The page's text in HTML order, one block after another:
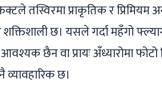
तस्विरमा प्राकृतिक र प्रिमियम
छ। यसले गर्दा महँगो
छैन वा प्रायः अँध्यारोमा फोटो
छ।